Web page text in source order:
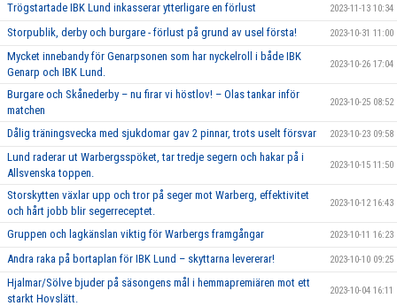
Trögstartade IBK Lund inkasserar ytterligare en förlust 2023-11-13 10:34
Storpublik, derby och burgare - förlust på grund av usel första! 2023-10-31 11:00
Mycket innebandy för Genarpsonen som har nyckelroll i både IBK
Genarp och IBK Lund.
2023-10-26 17:04
Burgare och Skånederby – nu firar vi höstlov! – Olas tankar inför
matchen
2023-10-25 08:52
Dålig träningsvecka med sjukdomar gav 2 pinnar, trots uselt försvar 2023-10-23 09:58
Lund raderar ut Warbergsspöket, tar tredje segern och hakar på i
Allsvenska toppen.
2023-10-15 11:50
Storskytten växlar upp och tror på seger mot Warberg, effektivitet
och hårt jobb blir segerreceptet.
2023-10-12 16:43
Gruppen och lagkänslan viktig för Warbergs framgångar 2023-10-11 16:23
Andra raka på bortaplan för IBK Lund – skyttarna levererar! 2023-10-10 09:25
Hjalmar/Sölve bjuder på säsongens mål i hemmapremiären mot ett
starkt Hovslätt.
2023-10-04 16:11